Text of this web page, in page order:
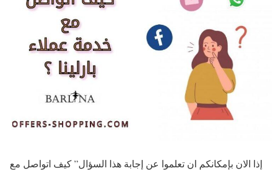
إذا الان بإمكانكم ان تعلموا عن إجابة هذا السؤال” كيف اتواصل مع